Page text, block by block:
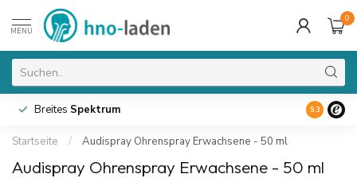
MENU
0
Breites Spektrum 9.3
Startseite / Audispray Ohrenspray Erwachsene - 50 ml
Audispray Ohrenspray Erwachsene - 50 ml